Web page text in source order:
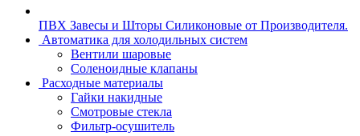
ПВХ Завесы и Шторы Силиконовые от Производителя.
Автоматика для холодильных систем
Вентили шаровые
Соленоидные клапаны
Расходные материалы
Гайки накидные
Смотровые стекла
Фильтр-осушитель